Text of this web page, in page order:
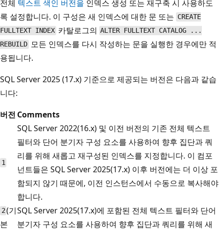
전체 텍스트 색인 버전을 인덱스 생성 또는 재구축 시 사용하도
록 설정합니다. 이 구성은 새 인덱스에 대한 문 또는 CREATE
FULLTEXT INDEX 카탈로그의 ALTER FULLTEXT CATALOG ...
REBUILD 모든 인덱스를 다시 작성하는 문을 실행한 경우에만 적
용됩니다.
SQL Server 2025 (17.x) 기준으로 제공되는 버전은 다음과 같습
니다:
버전 Comments
1
SQL Server 2022(16.x) 및 이전 버전의 기존 전체 텍스트
필터와 단어 분기자 구성 요소를 사용하여 향후 집단과 쿼
리를 위해 새롭고 재구성된 인덱스를 지정합니다. 이 컴포
넌트들은 SQL Server 2025(17.x) 이후 버전에는 더 이상 포
함되지 않기 때문에, 이전 인스턴스에서 수동으로 복사해야
합니다.
2(기
본
SQL Server 2025(17.x)에 포함된 전체 텍스트 필터와 단어
분기자 구성 요소를 사용하여 향후 집단과 쿼리를 위해 새